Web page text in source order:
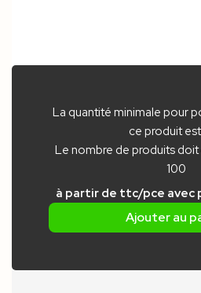
La quantité minimale pour
ce produit
Le nombre de produits doit
100
à partir de ttc/pce avec
Ajouter au